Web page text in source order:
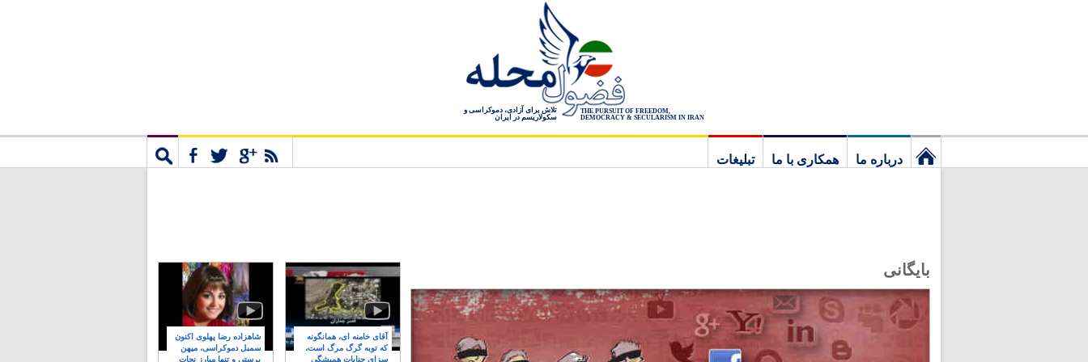
THE PURSUIT OF FREEDOM,
DEMOCRACY & SECULARISM IN IRAN
تلاش برای آزادی، دموکراسی و
سکولاریسم در ایران
درباره ما همکاری با ما
تبلیغات
بایگانی
شاهزاده رضا پهلوی اکنون
سمبل دموکراسی، میهن
پرستی و تنها مبارز نجات
آقای خامنه ای، همانگونه
که توبه گرگ مرگ است،
سزای جنایات همیشگی